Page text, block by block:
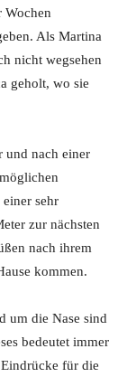
Wochen
Als Martina
nicht wegsehen
geholt, wo sie
und nach einer
sehr
zur nächsten
nach ihrem
kommen.
um die Nase sind
bedeutet immer
für die